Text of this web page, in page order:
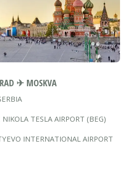
✈ MOSKVA
NIKOLA TESLA AIRPORT (BEG)
INTERNATIONAL AIRPORT